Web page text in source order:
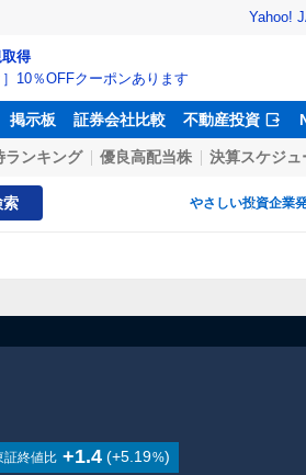
Yahoo!
得
］10％OFFクーポンあります
掲示板 証券会社比較 不動産投資
ランキング 優良高配当株 決算スケジュ
索 やさしい投資企業
証終値比 +1.4 (+5.19%)